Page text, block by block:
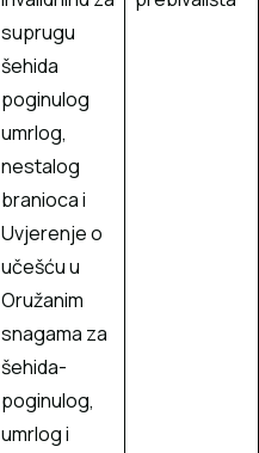
suprugu
šehida
poginulog
umrlog,
nestalog
branioca i
Uvjerenje o
učešću u
Oružanim
snagama za
šehida-
poginulog,
umrlog i